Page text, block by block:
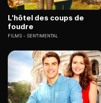
L'hôtel des coups de
foudre
FILMS SENTIMENTAL